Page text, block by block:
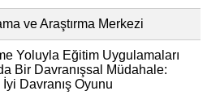
ve Araştırma Merkezi
Yoluyla Eğitim Uygulamaları
Bir Davranışsal Müdahale:
Davranış Oyunu